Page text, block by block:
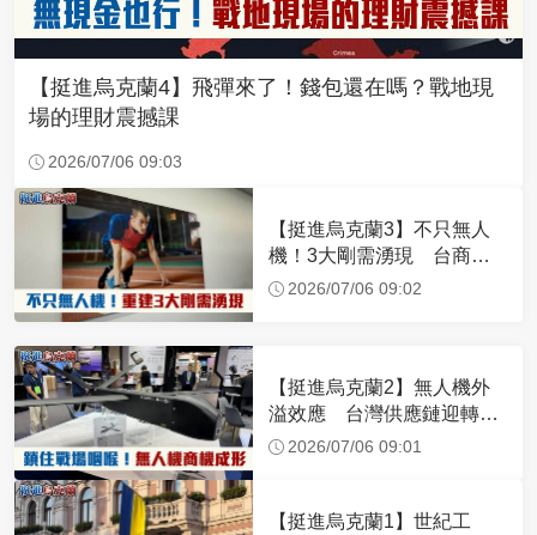
【挺進烏克蘭4】飛彈來了！錢包還在嗎？戰地現
場的理財震撼課
2026/07/06 09:03
【挺進烏克蘭3】不只無人
機！3大剛需湧現 台商深
化布局插旗東歐
2026/07/06 09:02
【挺進烏克蘭2】無人機外
溢效應 台灣供應鏈迎轉單
潮 2026/07/06 09:01
【挺進烏克蘭1】世紀工